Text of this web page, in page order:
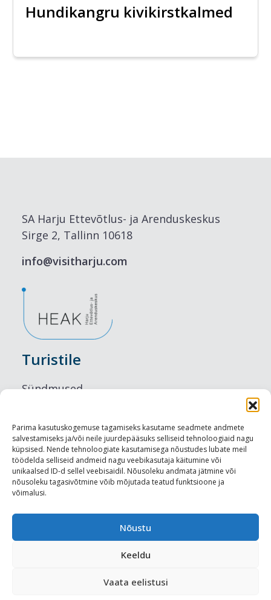
Parima kasutuskogemuse tagamiseks kasutame seadmete andmete
salvestamiseks ja/või neile juurdepääsuks selliseid tehnoloogiaid nagu
küpsised. Nende tehnoloogiate kasutamisega nõustudes lubate meil
töödelda selliseid andmeid nagu veebikasutaja käitumine või
unikaalsed ID-d sellel veebisaidil. Nõusoleku andmata jätmine või
nõusoleku tagasivõtmine võib mõjutada teatud funktsioone ja
võimalusi.
Nõustu
Keeldu
Vaata eelistusi
Hundikangru kivikirstkalmed
SA Harju Ettevõtlus- ja Arenduskeskus
Sirge 2, Tallinn 10618
info@visitharju.com
Turistile
Sündmused
Maitseelamused
Vaatamisväärsused
Visit Tallinn
Turismiprofessionaalile
Harju-, Rapla- ja Läänemaa DMO
Meediakajastused